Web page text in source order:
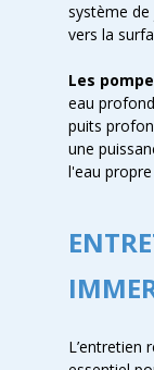
système
vers la
Les
eau
puits
une
l'eau
L’entretien